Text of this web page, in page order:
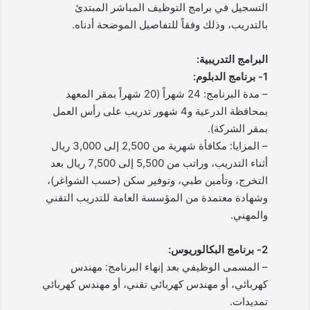
التسجيل في برامج التوظيف المباشر المبتدئ
بالتدريب، وذلك وفقاً للتفاصيل الموضحة أدناه.
البرامج التدريبية:
1- برنامج الدبلوم:
– مدة البرنامج: 24 شهراً (20 شهراً بمقر المعهد
بمحافظة الدرعية و4 شهور تدريب على رأس العمل
بمقر الشركة).
– المزايا: مكافأة شهرية من 2,500 إلى 3,000 ريال
أثناء التدريب، وراتب من 5,500 إلى 7,500 ريال بعد
التخرج، وتأمين طبي، وتوفير سكن (حسب الشواغر)،
وشهادة معتمدة من المؤسسة العامة للتدريب التقني
والمهني.
2- برنامج البكالوريوس:
– المسمى الوظيفي بعد إنهاء البرنامج: مهندس
كهربائي، أو مهندس كهربائي تقني، أو مهندس كهربائي
تمديدات.